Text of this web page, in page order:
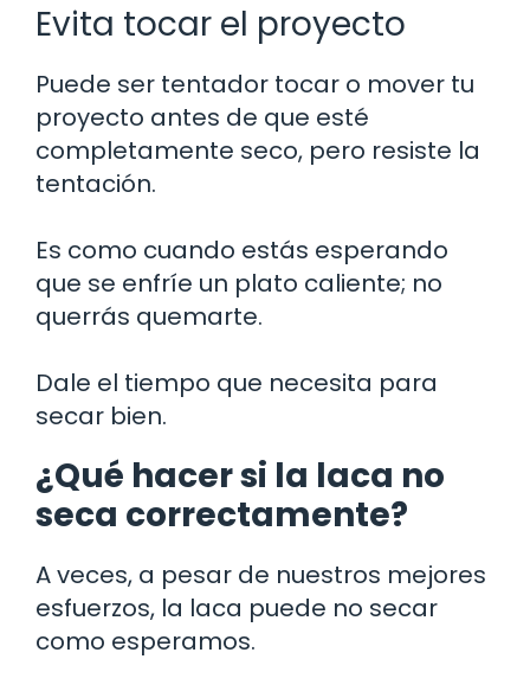
Evita tocar el proyecto
Puede ser tentador tocar o mover tu
proyecto antes de que esté
completamente seco, pero resiste la
tentación.
Es como cuando estás esperando
que se enfríe un plato caliente; no
querrás quemarte.
Dale el tiempo que necesita para
secar bien.
¿Qué hacer si la laca no
seca correctamente?
A veces, a pesar de nuestros mejores
esfuerzos, la laca puede no secar
como esperamos.